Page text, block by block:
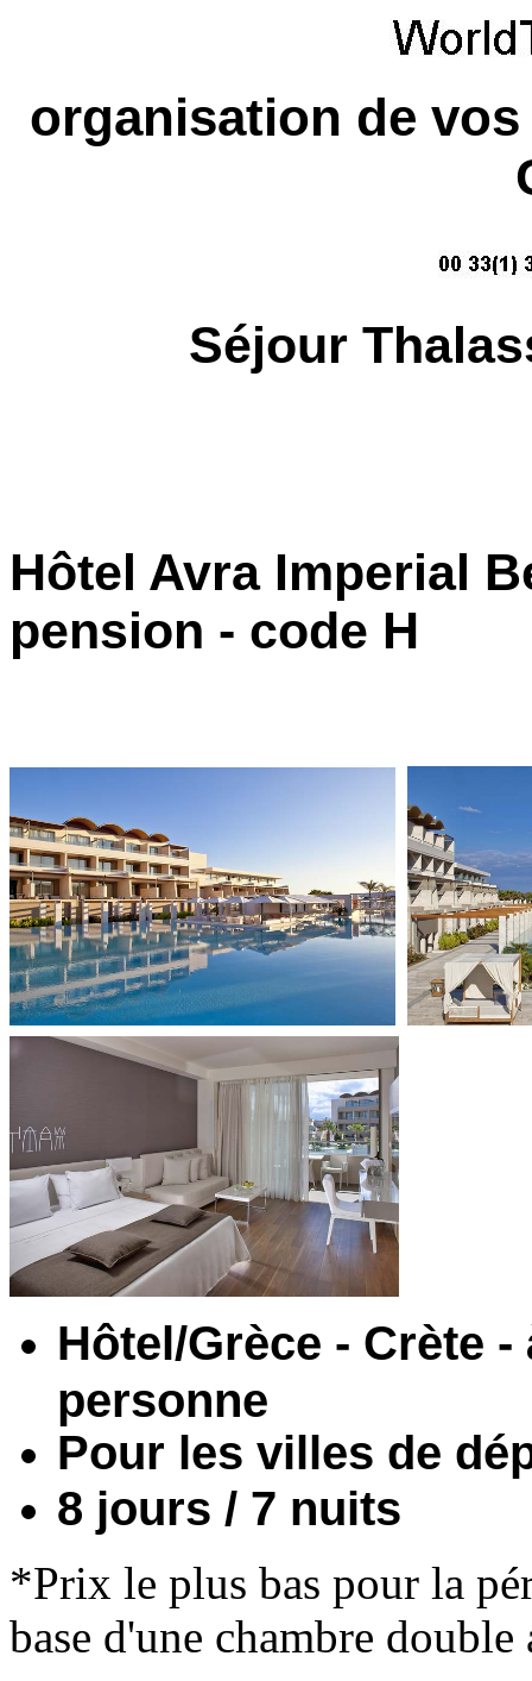
organisation de
Séjour
Hôtel Avra Imperial
pension - code H
Hôtel/Grèce - Crète
personne
Pour les villes de
8 jours / 7 nuits
*Prix le plus bas pour la
base d'une chambre